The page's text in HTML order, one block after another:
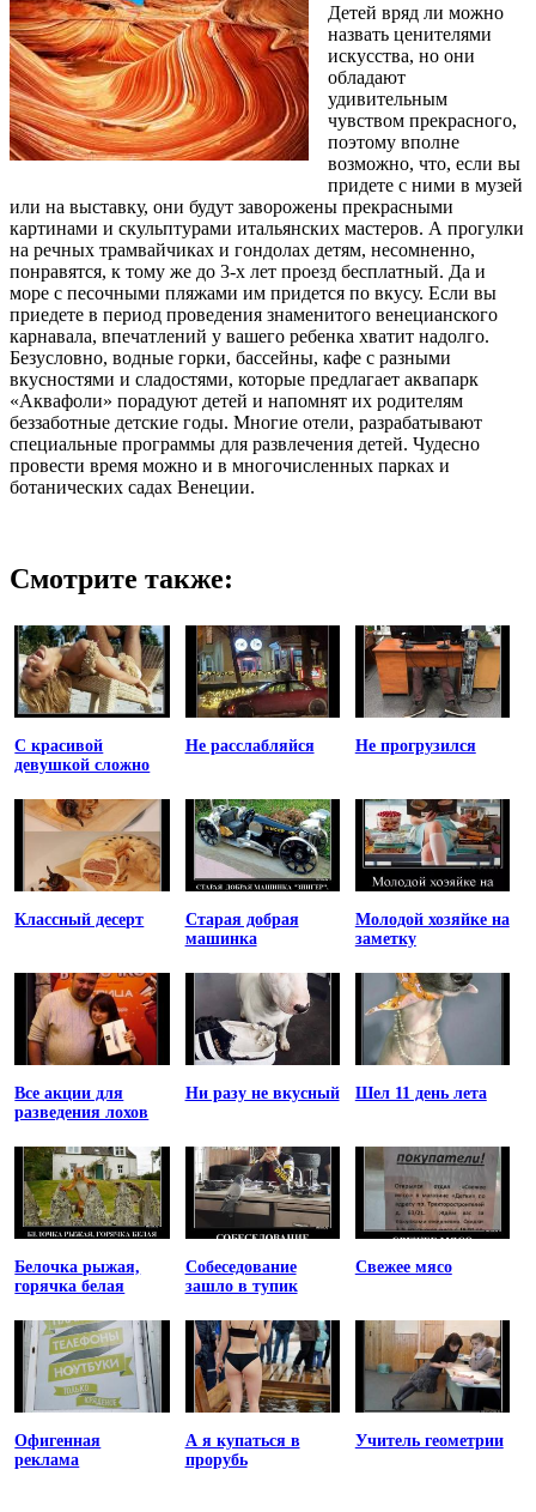
Детей вряд ли можно
назвать ценителями
искусства, но они
обладают
удивительным
чувством прекрасного,
поэтому вполне
возможно, что, если вы
придете с ними в музей
или на выставку, они будут заворожены прекрасными
картинами и скульптурами итальянских мастеров. А прогулки
на речных трамвайчиках и гондолах детям, несомненно,
понравятся, к тому же до 3-х лет проезд бесплатный. Да и
море с песочными пляжами им придется по вкусу. Если вы
приедете в период проведения знаменитого венецианского
карнавала, впечатлений у вашего ребенка хватит надолго.
Безусловно, водные горки, бассейны, кафе с разными
вкусностями и сладостями, которые предлагает аквапарк
«Аквафоли» порадуют детей и напомнят их родителям
беззаботные детские годы. Многие отели, разрабатывают
специальные программы для развлечения детей. Чудесно
провести время можно и в многочисленных парках и
ботанических садах Венеции.
Смотрите также:
С красивой
девушкой сложно
Не расслабляйся Не прогрузился
Классный десерт
Старая добрая
машинка
Молодой хозяйке на
заметку
Все акции для
разведения лохов
Ни разу не вкусный Шел 11 день лета
Белочка рыжая,
горячка белая
Собеседование
зашло в тупик
Свежее мясо
Офигенная
реклама
А я купаться в
прорубь
Учитель геометрии